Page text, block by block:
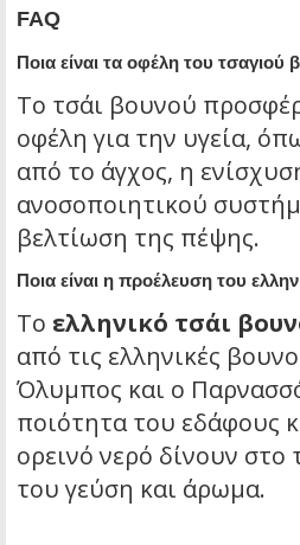
FAQ
Ποια είναι τα οφέλη του τσαγιού
Το τσάι βουνού
οφέλη για την υγεία,
από το άγχος, η
ανοσοποιητικού
βελτίωση της πέψης.
Ποια είναι η προέλευση του
Το ελληνικό τσάι
από τις ελληνικές
Όλυμπος και ο
ποιότητα του εδάφους
ορεινό νερό δίνουν στο
του γεύση και άρωμα.